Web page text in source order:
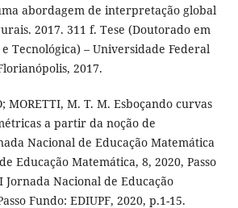
abordagem de interpretação global
2017. 311 f. Tese (Doutorado em
Tecnológica) – Universidade Federal
2017.
MORETTI, M. T. M. Esboçando curvas
a partir da noção de
Nacional de Educação Matemática
Educação Matemática, 8, 2020, Passo
Jornada Nacional de Educação
Fundo: EDIUPF, 2020, p.1-15.